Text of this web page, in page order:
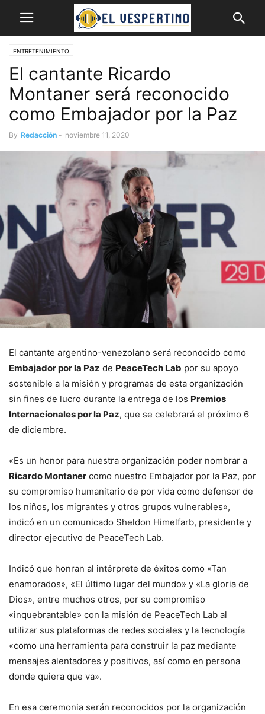
ENTRETENIMIENTO
El cantante Ricardo
Montaner será reconocido
como Embajador por la Paz
By Redacción - noviembre 11, 2020
El cantante argentino-venezolano será reconocido como
Embajador por la Paz de PeaceTech Lab por su apoyo
sostenible a la misión y programas de esta organización
sin fines de lucro durante la entrega de los Premios
Internacionales por la Paz, que se celebrará el próximo 6
de diciembre.
«Es un honor para nuestra organización poder nombrar a
Ricardo Montaner como nuestro Embajador por la Paz, por
su compromiso humanitario de por vida como defensor de
los niños, los migrantes y otros grupos vulnerables»,
indicó en un comunicado Sheldon Himelfarb, presidente y
director ejecutivo de PeaceTech Lab.
Indicó que honran al intérprete de éxitos como «Tan
enamorados», «El último lugar del mundo» y «La gloria de
Dios», entre muchos otros, por su compromiso
«inquebrantable» con la misión de PeaceTech Lab al
utilizar sus plataformas de redes sociales y la tecnología
«como una herramienta para construir la paz mediante
mensajes alentadores y positivos, así como en persona
donde quiera que va».
En esa ceremonia serán reconocidos por la organización